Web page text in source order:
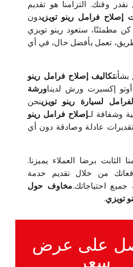
وقتك. التزامنا هو تقديم
إصلاح فرامل رينو تويزيدون
مطمئنًا، ستعود رينو تويزي
تعمل بأفضل حال، في أي
تكاليف إصلاح فرامل رينو
إكسبرت ورش لديناورشة
لسيارة رينو تويزينحن
وشفافة لـإصلاح فرامل رينو
عادلة وصادقة دون أي
الثابت برضا العملاء يميزنا.
من خلال تقديم خدمة
جميع احتياجاتك.مخاوف حول
تويزي.
على عرض
سعر